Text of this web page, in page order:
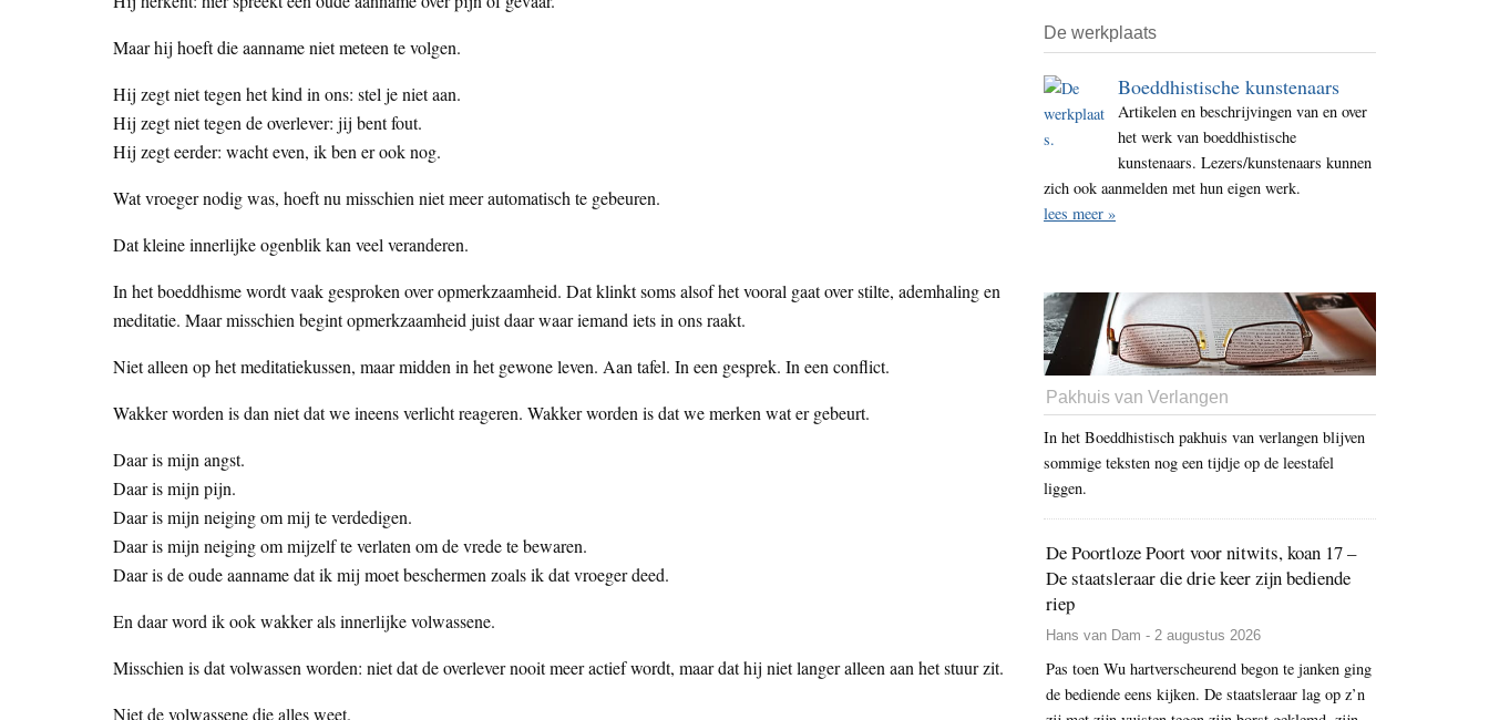
Maar hij hoeft die aanname niet meteen te volgen.
Hij zegt niet tegen het kind in ons: stel je niet aan.
Hij zegt niet tegen de overlever: jij bent fout.
Hij zegt eerder: wacht even, ik ben er ook nog.
Wat vroeger nodig was, hoeft nu misschien niet meer automatisch te gebeuren.
Dat kleine innerlijke ogenblik kan veel veranderen.
In het boeddhisme wordt vaak gesproken over opmerkzaamheid. Dat klinkt soms alsof het vooral gaat over stilte, ademhaling en
meditatie. Maar misschien begint opmerkzaamheid juist daar waar iemand iets in ons raakt.
Niet alleen op het meditatiekussen, maar midden in het gewone leven. Aan tafel. In een gesprek. In een conflict.
Wakker worden is dan niet dat we ineens verlicht reageren. Wakker worden is dat we merken wat er gebeurt.
Daar is mijn angst.
Daar is mijn pijn.
Daar is mijn neiging om mij te verdedigen.
Daar is mijn neiging om mijzelf te verlaten om de vrede te bewaren.
Daar is de oude aanname dat ik mij moet beschermen zoals ik dat vroeger deed.
En daar word ik ook wakker als innerlijke volwassene.
Misschien is dat volwassen worden: niet dat de overlever nooit meer actief wordt, maar dat hij niet langer alleen aan het stuur zit.
Niet de volwassene die alles weet.
De werkplaats
Boeddhistische kunstenaars
Artikelen en beschrijvingen van en over
het werk van boeddhistische
kunstenaars. Lezers/kunstenaars kunnen
zich ook aanmelden met hun eigen werk.
lees meer »
Pakhuis van Verlangen
In het Boeddhistisch pakhuis van verlangen blijven
sommige teksten nog een tijdje op de leestafel
liggen.
De Poortloze Poort voor nitwits, koan 17 –
De staatsleraar die drie keer zijn bediende
riep
Hans van Dam - 2 augustus 2026
Pas toen Wu hartverscheurend begon te janken ging
de bediende eens kijken. De staatsleraar lag op z’n